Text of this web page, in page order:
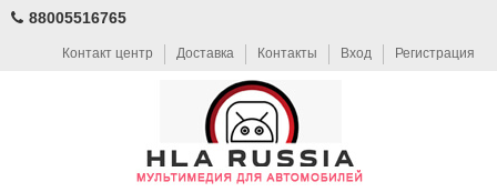
88005516765
Контакт центр Доставка Контакты Вход Регистрация